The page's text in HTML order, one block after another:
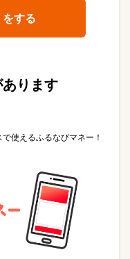
する
あります
使えるふるなびマネー！